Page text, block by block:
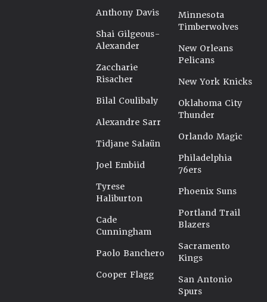
Anthony Davis
Shai Gilgeous-
Alexander
Zaccharie
Risacher
Bilal Coulibaly
Alexandre Sarr
Tidjane Salaün
Joel Embiid
Tyrese
Haliburton
Cade
Cunningham
Paolo Banchero
Cooper Flagg
Minnesota
Timberwolves
New Orleans
Pelicans
New York Knicks
Oklahoma City
Thunder
Orlando Magic
Philadelphia
76ers
Phoenix Suns
Portland Trail
Blazers
Sacramento
Kings
San Antonio
Spurs